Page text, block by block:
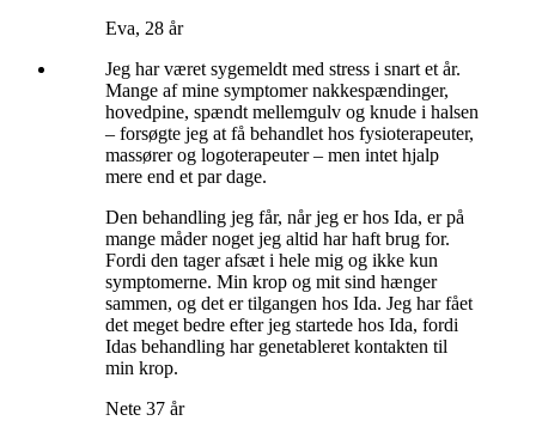
Eva, 28 år
Jeg har været sygemeldt med stress i snart et år.
Mange af mine symptomer nakkespændinger,
hovedpine, spændt mellemgulv og knude i halsen
– forsøgte jeg at få behandlet hos fysioterapeuter,
massører og logoterapeuter – men intet hjalp
mere end et par dage.
Den behandling jeg får, når jeg er hos Ida, er på
mange måder noget jeg altid har haft brug for.
Fordi den tager afsæt i hele mig og ikke kun
symptomerne. Min krop og mit sind hænger
sammen, og det er tilgangen hos Ida. Jeg har fået
det meget bedre efter jeg startede hos Ida, fordi
Idas behandling har genetableret kontakten til
min krop.
Nete 37 år